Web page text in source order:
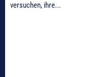
versuchen, ihre...